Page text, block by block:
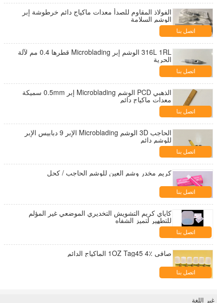
الفولاذ المقاوم للصدأ معدات ماكياج دائم خرطوشة إبر
الوشم السلامة
اتصل بنا
316L 1RL الوشم إبر Microblading قطرها 0.4 مم لآلة
الحرية
اتصل بنا
الذهبي PCD الوشم Microblading إبر 0.5mm سميكة
معدات ماكياج دائم
اتصل بنا
الحاجب 3D الوشم Microblading الإبر 9 دبابيس الإبر
للوشم دائم
اتصل بنا
كريم مخدر وشم العين للوشم الحاجب / كحل
اتصل بنا
كاياي كريم التشويش التخديري الموضعي غير المؤلم
للتطهير لتميز الشفاه
اتصل بنا
صافي 1OZ Tag45 4٪ الماكياج الدائم
اتصل بنا
غير اللغة